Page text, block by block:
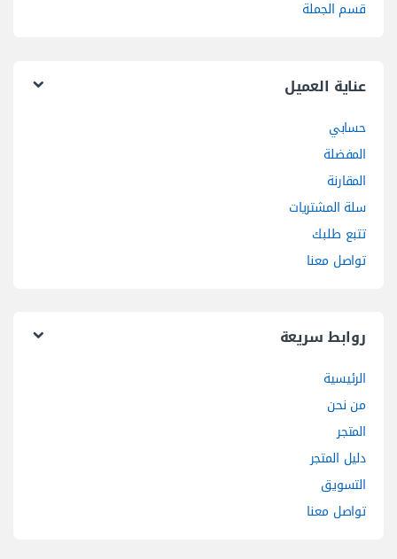
قسم الجملة
عناية العميل
حسابي
المفضلة
المقارنة
سلة المشتريات
تتبع طلبك
تواصل معنا
روابط سريعة
الرئيسية
من نحن
المتجر
دليل المتجر
التسويق
تواصل معنا